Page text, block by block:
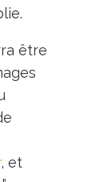
être
, et